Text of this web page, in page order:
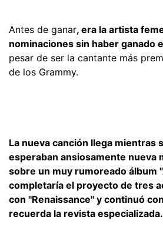
Antes de ganar, era la artista
nominaciones sin haber ganado
pesar de ser la cantante más
de los Grammy.
La nueva canción llega mientras
esperaban ansiosamente nueva
sobre un muy rumoreado álbum
completaría el proyecto de tres
con "Renaissance" y continuó
recuerda la revista especializada.